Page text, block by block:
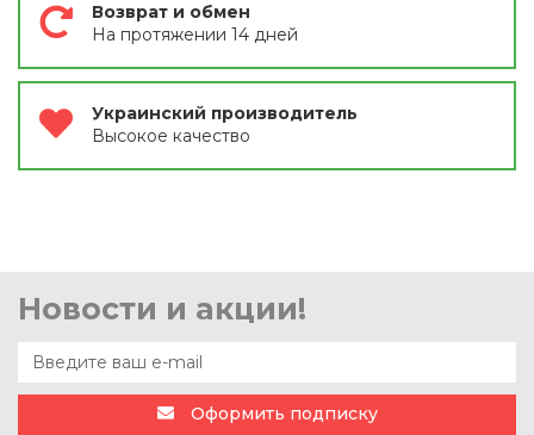
Возврат и обмен
На протяжении 14 дней
Украинский производитель
Высокое качество
Новости и акции!
Оформить подписку